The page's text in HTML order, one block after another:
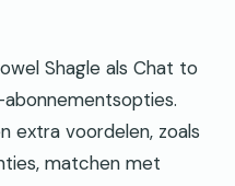
Shagle als Chat to
extra voordelen, zoals
matchen met